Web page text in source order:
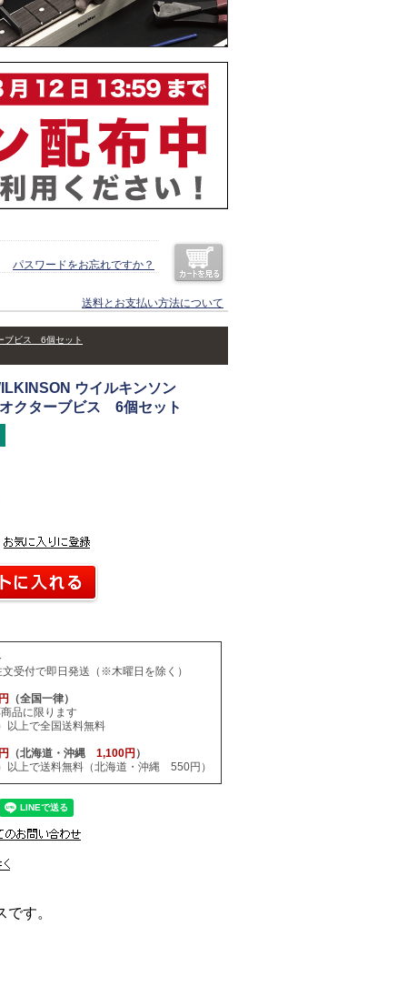
パスワードをお忘れですか？
送料とお支払い方法について
ブビス 6個セット
ウイルキンソン
クターブビス 6個セット
受付で即日発送（※木曜日を除く）
（全国一律）
品に限ります
以上で全国送料無料
（北海道・沖縄 1,100円 ）
以上で送料無料（北海道・沖縄 550円）
す。